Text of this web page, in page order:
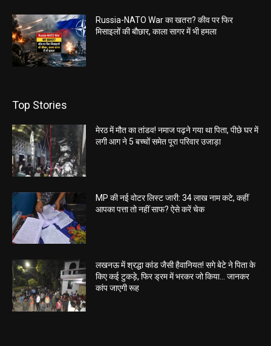
Russia-NATO War का खतरा? कीव पर फिर
मिसाइलों की बौछार, काला सागर में भी हमला
Top Stories
मेरठ में मौत का तांडव! नमाज पढ़ने गया था पिता, पीछे घर में
लगी आग ने 5 बच्चों समेत पूरा परिवार उजाड़ा
MP की नई वोटर लिस्ट जारी: 34 लाख नाम कटे, कहीं
आपका पत्ता तो नहीं साफ? ऐसे करें चेक
लखनऊ में श्रद्धा कांड जैसी हैवानियत! सगे बेटे ने पिता के
किए कई टुकड़े, फिर ड्रम में भरकर जो किया… जानकर
कांप जाएगी रूह